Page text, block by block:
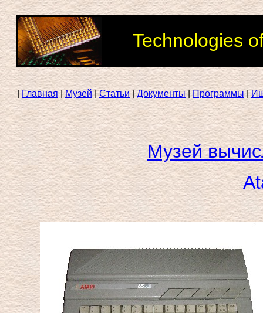
Technologies
|Главная|Музей|Статьи|Документы|Программы|
Музей